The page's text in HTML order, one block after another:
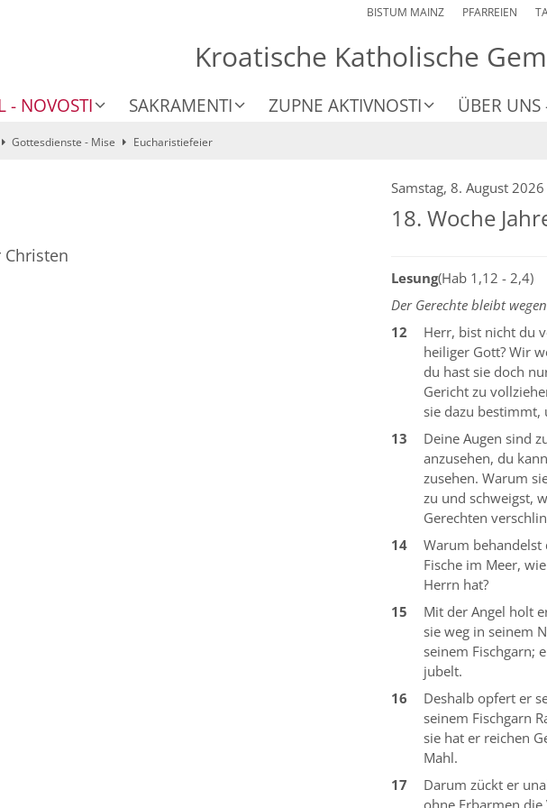
BISTUM MAINZ PFARREIEN
Kroatische Katholische
- NOVOSTI SAKRAMENTI ZUPNE AKTIVNOSTI ÜBER
Gottesdienste - Mise Eucharistiefeier
Samstag, 8. August 2026
18. Woche
Lesung(Hab 1,12 - 2,4)
Der Gerechte bleibt
12
Herr, bist nicht du
heiliger Gott? Wir
du hast sie doch
Gericht zu
sie dazu bestimmt,
13
Deine Augen sind
anzusehen, du
zusehen. Warum
zu und schweigst,
Gerechten
14
Warum behandelst
Fische im Meer,
Herrn hat?
15
Mit der Angel holt
sie weg in seinem
seinem Fischgarn;
jubelt.
16
Deshalb opfert er
seinem Fischgarn
sie hat er reichen
Mahl.
17
Darum zückt er